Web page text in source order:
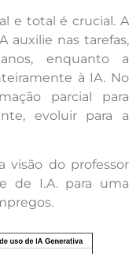
e total é crucial. A
auxilie nas tarefas,
enquanto a
à IA. No
parcial para
evoluir para a
visão do professor
de I.A. para uma